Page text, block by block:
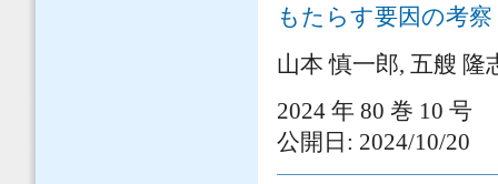
もたらす要因の考
山本 慎一郎, 五艘 隆
2024 年 80 巻 10 号
公開日: 2024/10/20